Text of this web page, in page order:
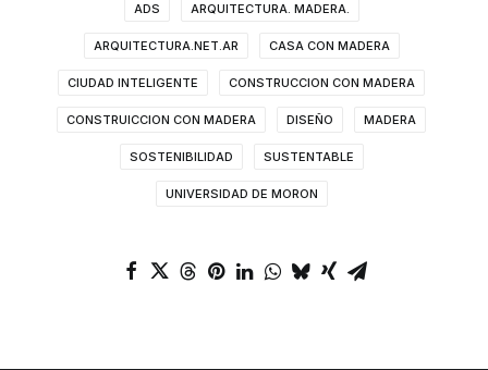
ADS ARQUITECTURA. MADERA.
ARQUITECTURA.NET.AR CASA CON MADERA
CIUDAD INTELIGENTE CONSTRUCCION CON MADERA
CONSTRUICCION CON MADERA DISEÑO MADERA
SOSTENIBILIDAD SUSTENTABLE
UNIVERSIDAD DE MORON